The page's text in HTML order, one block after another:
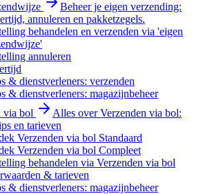
Beheer je eigen verzending:
annuleren en pakketzegels.
behandelen en verzenden via 'eigen
annuleren
& dienstverleners: verzenden
& dienstverleners: magazijnbeheer
via bol
Alles over Verzenden via bol:
en tarieven
Verzenden via bol Standaard
Verzenden via bol Compleet
behandelen via Verzenden via bol
& tarieven
& dienstverleners: magazijnbeheer